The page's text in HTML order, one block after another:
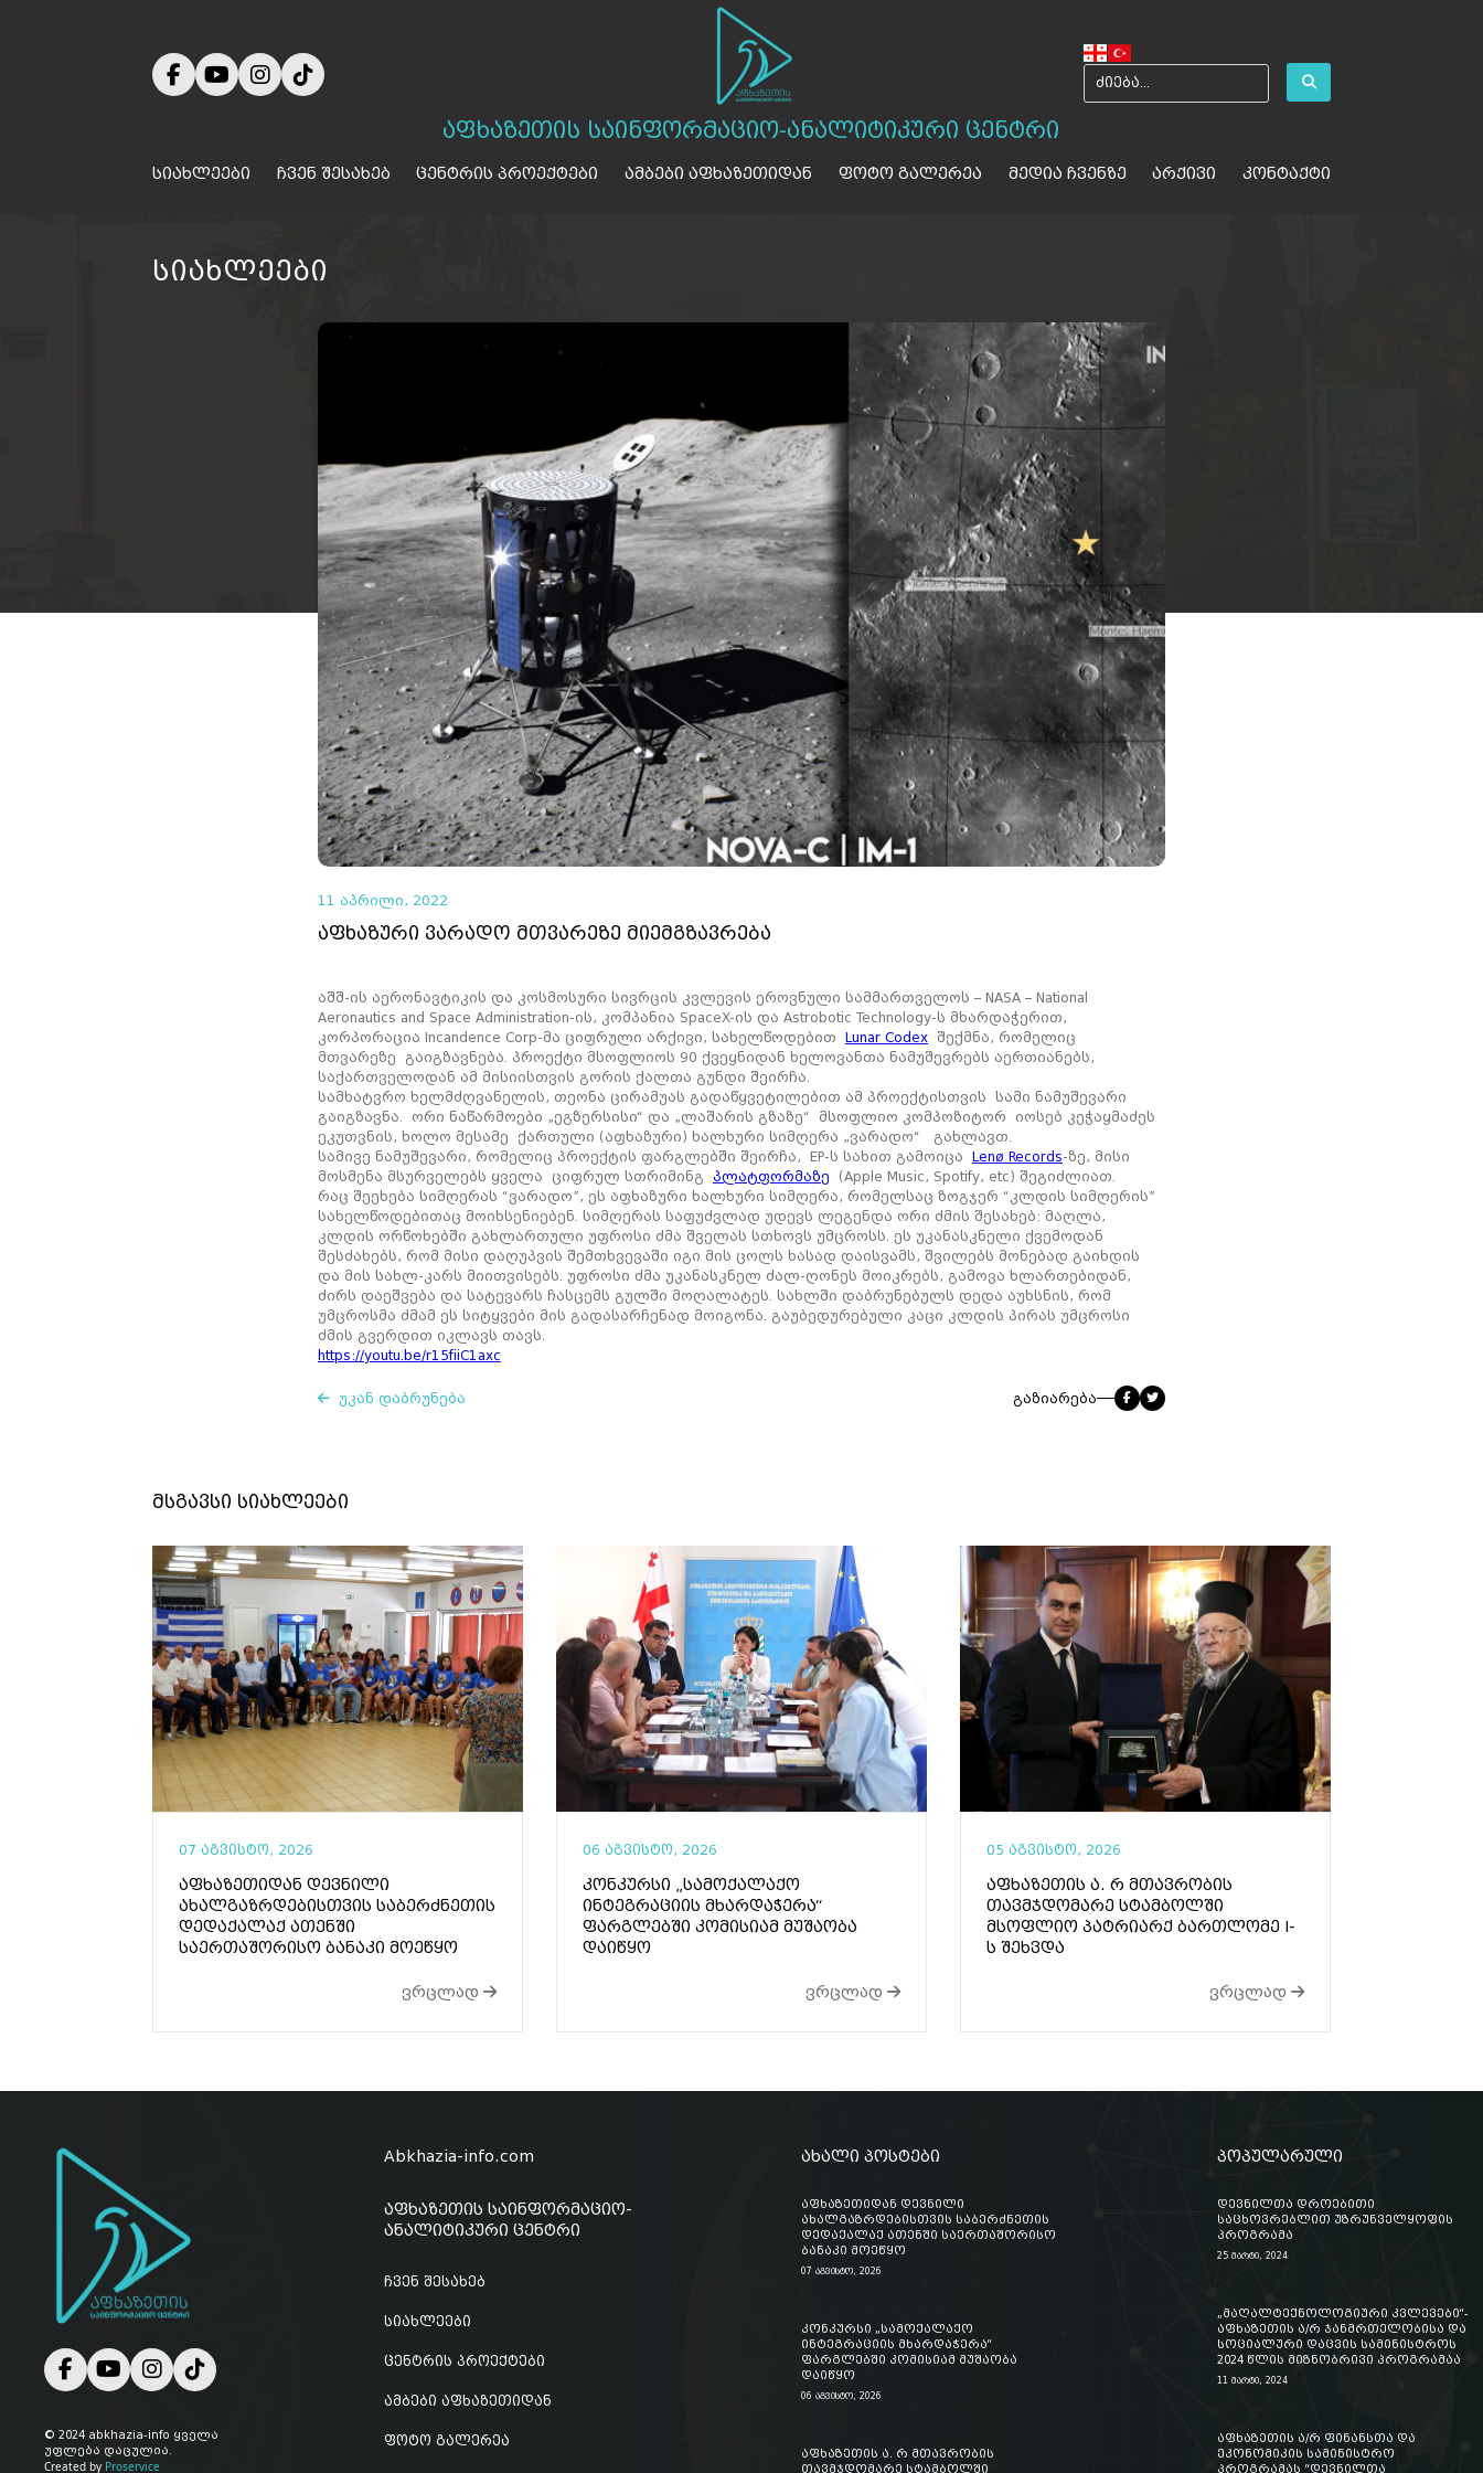
აფხაზეთის საინფორმაციო-ანალიტიკური ცენტრი
სიახლეები ჩვენ შესახებ ცენტრის პროექტები ამბები აფხაზეთიდან ფოტო გალერეა მედია ჩვენზე არქივი კონტაქტი
სიახლეები
11 აპრილი, 2022
აფხაზური ვარადო მთვარეზე მიემგზავრება
აშშ-ის აერონავტიკის და კოსმოსური სივრცის კვლევის ეროვნული სამმართველოს – NASA – National
Aeronautics and Space Administration-ის, კომპანია SpaceX-ის და Astrobotic Technology-ს მხარდაჭერით,
კორპორაცია Incandence Corp-მა ციფრული არქივი, სახელწოდებით
Lunar Codex შექმნა, რომელიც
მთვარეზე გაიგზავნება. პროექტი მსოფლიოს 90 ქვეყნიდან ხელოვანთა ნამუშევრებს აერთიანებს,
საქართველოდან ამ მისიისთვის გორის ქალთა გუნდი შეირჩა.
სამხატვრო ხელმძღვანელის, თეონა ცირამუას გადაწყვეტილებით ამ პროექტისთვის სამი ნამუშევარი
გაიგზავნა. ორი ნაწარმოები „ეგზერსისი“ და „ლაშარის გზაზე“ მსოფლიო კომპოზიტორ იოსებ კეჭაყმაძეს
ეკუთვნის, ხოლო მესამე ქართული (აფხაზური) ხალხური სიმღერა „ვარადო“ გახლავთ.
სამივე ნამუშევარი, რომელიც პროექტის ფარგლებში შეირჩა, EP-ს სახით გამოიცა
Lenø Records-ზე, მისი
მოსმენა მსურველებს ყველა ციფრულ სთრიმინგ პლატფორმაზე (Apple Music, Spotify, etc) შეგიძლიათ.
რაც შეეხება სიმღერას “ვარადო”, ეს აფხაზური ხალხური სიმღერა, რომელსაც ზოგჯერ “კლდის სიმღერის”
სახელწოდებითაც მოიხსენიებენ. სიმღერას საფუძვლად უდევს ლეგენდა ორი ძმის შესახებ: მაღლა,
კლდის ორწოხებში გახლართული უფროსი ძმა შველას სთხოვს უმცროსს. ეს უკანასკნელი ქვემოდან
შესძახებს, რომ მისი დაღუპვის შემთხვევაში იგი მის ცოლს ხასად დაისვამს, შვილებს მონებად გაიხდის
და მის სახლ-კარს მიითვისებს. უფროსი ძმა უკანასკნელ ძალ-ღონეს მოიკრებს, გამოვა ხლართებიდან,
ძირს დაეშვება და სატევარს ჩასცემს გულში მოღალატეს. სახლში დაბრუნებულს დედა აუხსნის, რომ
უმცროსმა ძმამ ეს სიტყვები მის გადასარჩენად მოიგონა. გაუბედურებული კაცი კლდის პირას უმცროსი
ძმის გვერდით იკლავს თავს.
https://youtu.be/r15fiiC1axc
უკან დაბრუნება გაზიარება
მსგავსი სიახლეები
07 აგვისტო, 2026
აფხაზეთიდან დევნილი
ახალგაზრდებისთვის საბერძნეთის
დედაქალაქ ათენში
საერთაშორისო ბანაკი მოეწყო
ვრცლად
06 აგვისტო, 2026
კონკურსი „სამოქალაქო
ინტეგრაციის მხარდაჭერა“
ფარგლებში კომისიამ მუშაობა
დაიწყო
ვრცლად
05 აგვისტო, 2026
აფხაზეთის ა. რ მთავრობის
თავმჯდომარე სტამბოლში
მსოფლიო პატრიარქ ბართლომე I-
ს შეხვდა
ვრცლად
© 2024 abkhazia-info ყველა
უფლება დაცულია.
Created by Proservice
Abkhazia-info.com
აფხაზეთის საინფორმაციო-
ანალიტიკური ცენტრი
ჩვენ შესახებ
სიახლეები
ცენტრის პროექტები
ამბები აფხაზეთიდან
ფოტო გალერეა
ახალი პოსტები
აფხაზეთიდან დევნილი
ახალგაზრდებისთვის საბერძნეთის
დედაქალაქ ათენში საერთაშორისო
ბანაკი მოეწყო
07 აგვისტო, 2026
კონკურსი „სამოქალაქო
ინტეგრაციის მხარდაჭერა“
ფარგლებში კომისიამ მუშაობა
დაიწყო
06 აგვისტო, 2026
აფხაზეთის ა. რ მთავრობის
თავმჯდომარე სტამბოლში
პოპულარული
დევნილთა დროებითი
საცხოვრებლით უზრუნველყოფის
პროგრამა
25 მარტი, 2024
„მაღალტექნოლოგიური კვლევები“-
აფხაზეთის ა/რ ჯანმრთელობისა და
სოციალური დაცვის სამინისტროს
2024 წლის მიზნობრივი პროგრამაა
11 მარტი, 2024
აფხაზეთის ა/რ ფინანსთა და
ეკონომიკის სამინისტრო
პროგრამას “დევნილთა